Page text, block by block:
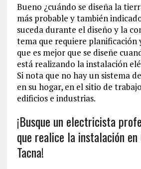
Bueno ¿cuándo se diseña la
más probable y también
suceda durante el diseño y la
tema que requiere planificación
que es mejor que se diseñe
está realizando la instalación
Si nota que no hay un sistema
en su hogar, en el sitio de
edificios e industrias.
¡Busque un electricista
que realice la instalación
Tacna!